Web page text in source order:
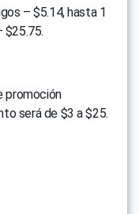
– $5.14, hasta 1
$25.75.
promoción
será de $3 a $25.